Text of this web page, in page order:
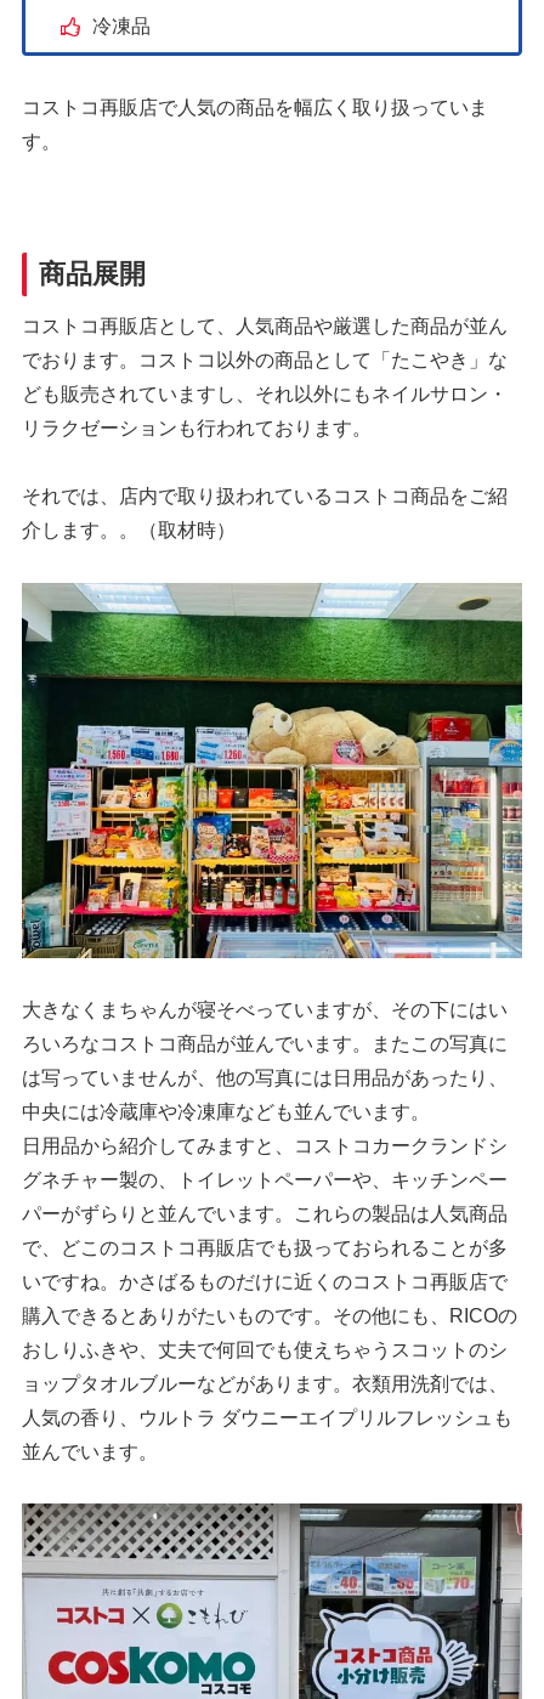
冷凍品
コストコ再販店で人気の商品を幅広く取り扱っていま
す。
商品展開
コストコ再販店として、人気商品や厳選した商品が並ん
でおります。コストコ以外の商品として「たこやき」な
ども販売されていますし、それ以外にもネイルサロン・
リラクゼーションも行われております。
それでは、店内で取り扱われているコストコ商品をご紹
介します。。（取材時）
大きなくまちゃんが寝そべっていますが、その下にはい
ろいろなコストコ商品が並んでいます。またこの写真に
は写っていませんが、他の写真には日用品があったり、
中央には冷蔵庫や冷凍庫なども並んでいます。
日用品から紹介してみますと、コストコカークランドシ
グネチャー製の、トイレットペーパーや、キッチンペー
パーがずらりと並んでいます。これらの製品は人気商品
で、どこのコストコ再販店でも扱っておられることが多
いですね。かさばるものだけに近くのコストコ再販店で
購入できるとありがたいものです。その他にも、RICOの
おしりふきや、丈夫で何回でも使えちゃうスコットのシ
ョップタオルブルーなどがあります。衣類用洗剤では、
人気の香り、ウルトラ ダウニーエイプリルフレッシュも
並んでいます。